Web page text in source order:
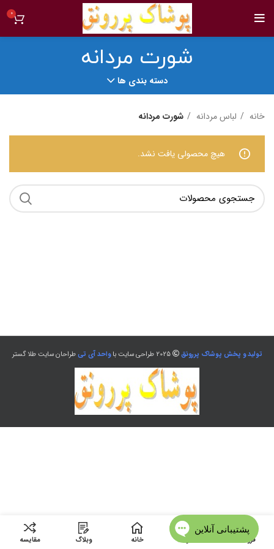
0
شورت مردانه
دسته بندی ها
خانه لباس مردانه شورت مردانه
هیچ محصولی یافت نشد.
تولید و پخش پوشاک پررونق 2025 طراحی سایت با واحد آی تیطراحان سایت طلا گستر
فروشگاه خانه وبلاگ مقایسه